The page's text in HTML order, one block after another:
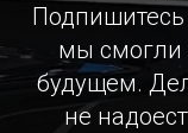
Подпишитесь
мы смогли
будущем.
не